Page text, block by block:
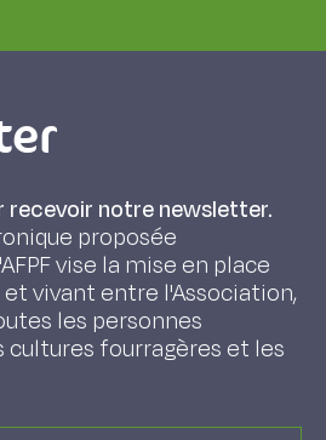
recevoir notre newsletter.
proposée
vise la mise en place
et vivant entre l'Association,
les personnes
cultures fourragères et les